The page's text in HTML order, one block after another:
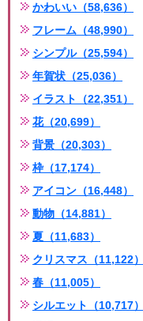
かわいい（58,636）
フレーム（48,990）
シンプル（25,594）
年賀状（25,036）
イラスト（22,351）
花（20,699）
背景（20,303）
枠（17,174）
アイコン（16,448）
動物（14,881）
夏（11,683）
クリスマス（11,122）
春（11,005）
シルエット（10,717）